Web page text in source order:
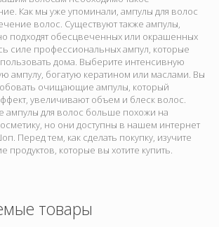
Как мы уже упоминали, ампулы для волос
волос. Существуют также ампулы,
подходят обесцвеченных или окрашенных
силе профессиональных ампул, которые
дома. Выберите интенсивную
ампулу, богатую кератином или маслами. Вы
очищающие ампулы, который
увеличивают объем и блеск волос.
ампулы для волос больше похожи на
но они доступны в нашем интернет
Перед тем, как сделать покупку, изучите
продуктов, которые вы хотите купить.
товары